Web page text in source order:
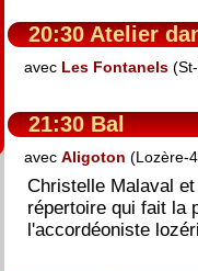
20:30 Atelier
avec Les Fontanels
21:30 Bal
avecAligoton (Lozère-
Christelle Malaval
répertoire qui fait la
l'accordéoniste